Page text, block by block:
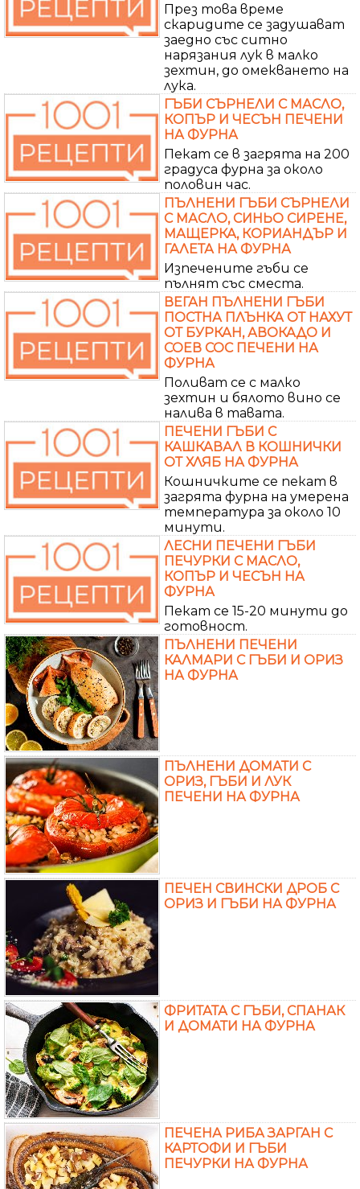
През това време
скаридите се задушават
заедно със ситно
нарязания лук в малко
зехтин, до омекването на
лука.
ГЪБИ СЪРНЕЛИ С МАСЛО,
КОПЪР И ЧЕСЪН ПЕЧЕНИ
НА ФУРНА
Пекат се в загрята на 200
градуса фурна за около
половин час.
ПЪЛНЕНИ ГЪБИ СЪРНЕЛИ
С МАСЛО, СИНЬО СИРЕНЕ,
МАЩЕРКА, КОРИАНДЪР И
ГАЛЕТА НА ФУРНА
Изпечените гъби се
пълнят със сместа.
ВЕГАН ПЪЛНЕНИ ГЪБИ
ПОСТНА ПЛЪНКА ОТ НАХУТ
ОТ БУРКАН, АВОКАДО И
СОЕВ СОС ПЕЧЕНИ НА
ФУРНА
Поливат се с малко
зехтин и бялото вино се
налива в тавата.
ПЕЧЕНИ ГЪБИ С
КАШКАВАЛ В КОШНИЧКИ
ОТ ХЛЯБ НА ФУРНА
Кошничките се пекат в
загрята фурна на умерена
температура за около 10
минути.
ЛЕСНИ ПЕЧЕНИ ГЪБИ
ПЕЧУРКИ С МАСЛО,
КОПЪР И ЧЕСЪН НА
ФУРНА
Пекат се 15-20 минути до
готовност.
ПЪЛНЕНИ ПЕЧЕНИ
КАЛМАРИ С ГЪБИ И ОРИЗ
НА ФУРНА
ПЪЛНЕНИ ДОМАТИ С
ОРИЗ, ГЪБИ И ЛУК
ПЕЧЕНИ НА ФУРНА
ПЕЧЕН СВИНСКИ ДРОБ С
ОРИЗ И ГЪБИ НА ФУРНА
ФРИТАТА С ГЪБИ, СПАНАК
И ДОМАТИ НА ФУРНА
ПЕЧЕНА РИБА ЗАРГАН С
КАРТОФИ И ГЪБИ
ПЕЧУРКИ НА ФУРНА